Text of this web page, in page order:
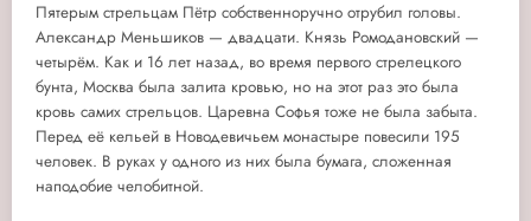
Пятерым стрельцам Пётр собственноручно отрубил головы.
Александр Меньшиков — двадцати. Князь Ромодановский —
четырём. Как и 16 лет назад, во время первого стрелецкого
бунта, Москва была залита кровью, но на этот раз это была
кровь самих стрельцов. Царевна Софья тоже не была забыта.
Перед её кельей в Новодевичьем монастыре повесили 195
человек. В руках у одного из них была бумага, сложенная
наподобие челобитной.